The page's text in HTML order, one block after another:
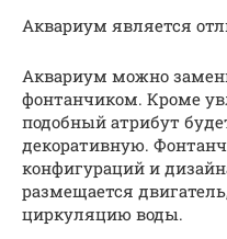
Аквариум является
Аквариум можно
фонтанчиком. Кроме
подобный атрибут
декоративную.
конфигураций и
размещается
циркуляцию воды.